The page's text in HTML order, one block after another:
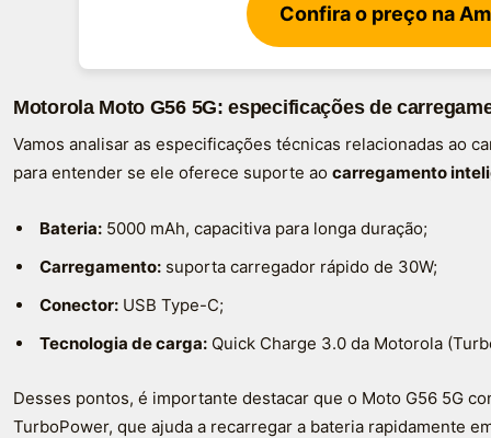
Confira o preço na
Motorola Moto G56 5G: especificações de
Vamos analisar as especificações técnicas relacionadas ao
para entender se ele oferece suporte ao carregamento
Bateria: 5000 mAh, capacitiva para longa duração;
Carregamento: suporta carregador rápido de 30W;
Conector: USB Type-C;
Tecnologia de carga: Quick Charge 3.0 da Motorola
Desses pontos, é importante destacar que o Moto G56 5G
TurboPower, que ajuda a recarregar a bateria rapidamente